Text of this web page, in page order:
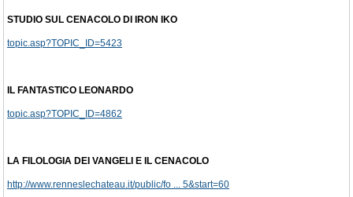
STUDIO SUL CENACOLO DI IRON IKO
topic.asp?TOPIC_ID=5423
IL FANTASTICO LEONARDO
topic.asp?TOPIC_ID=4862
LA FILOLOGIA DEI VANGELI E IL CENACOLO
http://www.renneslechateau.it/public/fo ... 5&start=60